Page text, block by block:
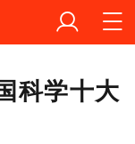
科学十大